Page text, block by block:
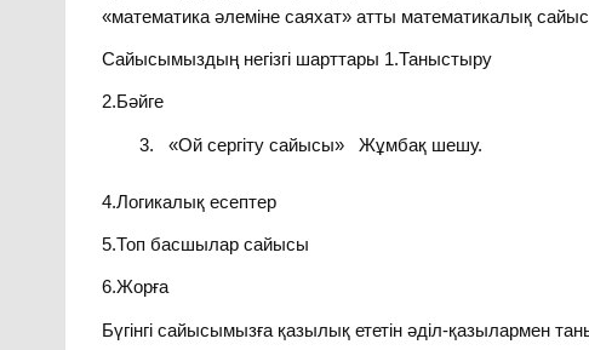
«математика әлеміне саяхат» атты математикалық
Сайысымыздың негізгі шарттары 1.Таныстыру
2.Бәйге
«Ой сергіту сайысы» Жұмбақ шешу.
4.Логикалық есептер
5.Топ басшылар сайысы
6.Жорға
Бүгінгі сайысымызға қазылық ететін әділ-қазылармен